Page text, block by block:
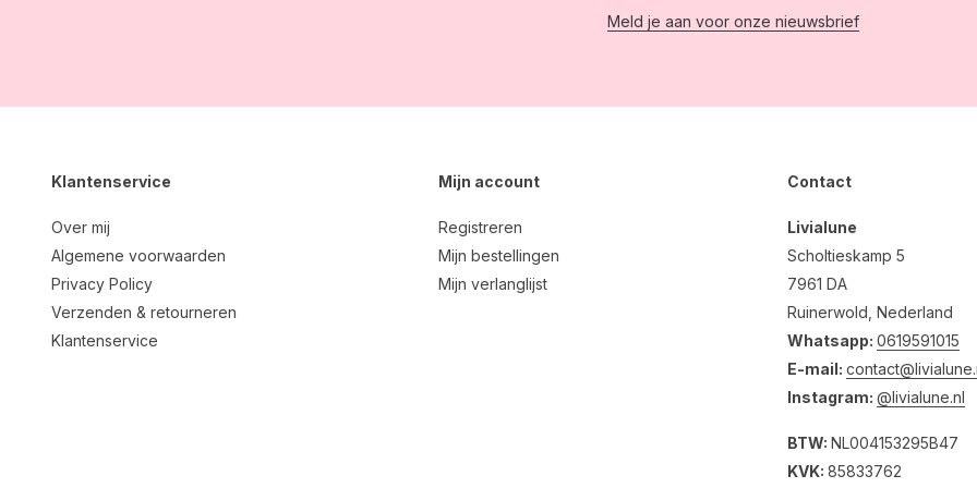
Meld je aan voor onze nieuwsbrief
Klantenservice
Over mij
Algemene voorwaarden
Privacy Policy
Verzenden & retourneren
Klantenservice
Mijn account
Registreren
Mijn bestellingen
Mijn verlanglijst
Contact
Livialune
Scholtieskamp 5
7961 DA
Ruinerwold, Nederland
Whatsapp: 0619591015
E-mail:
Instagram: @livialune.nl
BTW: NL004153295B47
KVK: 85833762